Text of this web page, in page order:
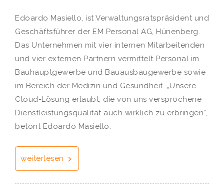
Edoardo Masiello, ist Verwaltungsratspräsident und
Geschäftsführer der EM Personal AG, Hünenberg.
Das Unternehmen mit vier internen Mitarbeitenden
und vier externen Partnern vermittelt Personal im
Bauhauptgewerbe und Bauausbaugewerbe sowie
im Bereich der Medizin und Gesundheit. „Unsere
Cloud-Lösung erlaubt, die von uns versprochene
Dienstleistungsqualität auch wirklich zu erbringen“,
betont Edoardo Masiello.
weiterlesen